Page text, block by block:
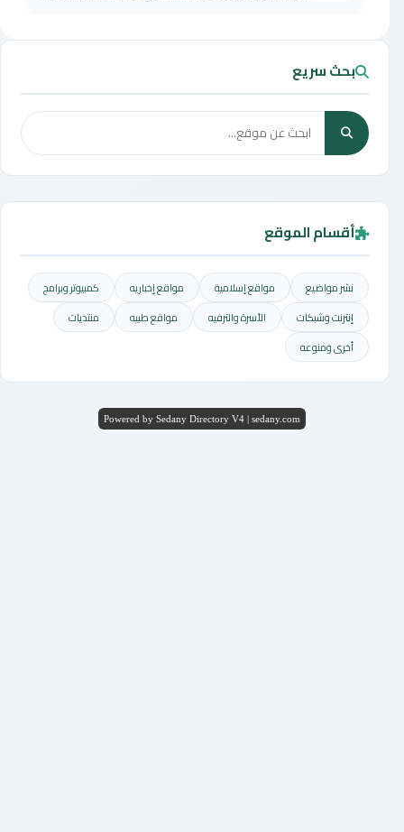
بحث سريع
أقسام الموقع
نشر مواضيع مواقع إسلامية مواقع إخباريه
كمبيوتر وبرامج
إنترنت وشبكات
الأسرة والترفيه مواقع طبيه
منتديات
أخرى ومنوعه
Powered by Sedany Directory V4 | sedany.com